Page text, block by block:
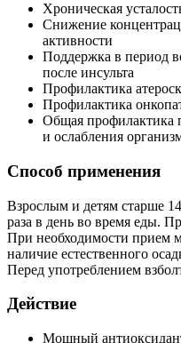
Хроническая
Снижение
активности
Поддержка в период
после инсульта
Профилактика
Профилактика
Общая профилактика
и ослабления
Способ применения
Взрослым и детям старше
раза в день во время еды.
При необходимости прием
наличие естественного
Перед употреблением
Действие
Мощный